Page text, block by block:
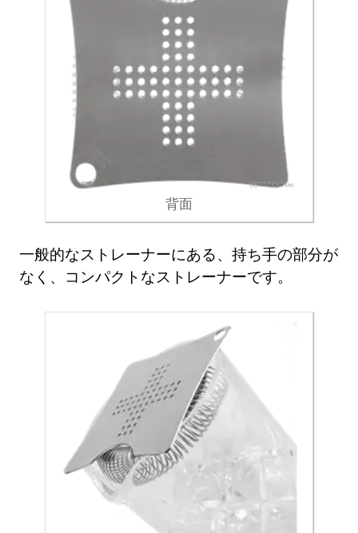
背面
一般的なストレーナーにある、持ち手の部分が
なく、コンパクトなストレーナーです。